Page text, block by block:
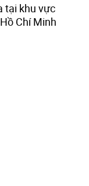
tại khu vực
Chí Minh